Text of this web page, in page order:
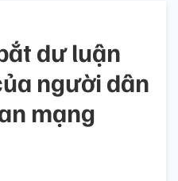
dư luận
người dân
mạng